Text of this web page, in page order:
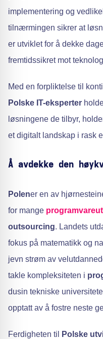
implementering og
tilnærmingen sikrer at
er utviklet for å dekke
fremtidssikret mot
Med en forpliktelse til
Polske IT-eksperter
løsningene de tilbyr,
et digitalt landskap i rask
Å avdekke den
Polener en av
for mange
outsourcing. Landets
fokus på matematikk og
jevn strøm av
takle kompleksiteten i
dusin tekniske
opptatt av å fostre neste
Ferdigheten til Polske